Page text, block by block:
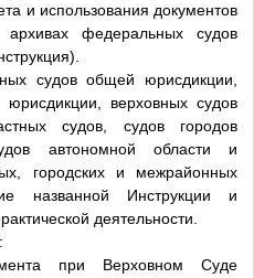
и использования документов
архивах федеральных судов
судов общей юрисдикции,
верховных судов
судов, судов городов
автономной области и
городских и межрайонных
названной Инструкции и
деятельности.
при Верховном Суде